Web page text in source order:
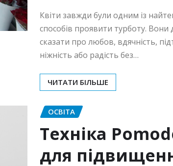
Квіти завжди були одним із
способів проявити турботу.
сказати про любов, вдячність,
ніжність або радість без…
ЧИТАТИ БІЛЬШЕ
ОСВІТА
Техніка
для